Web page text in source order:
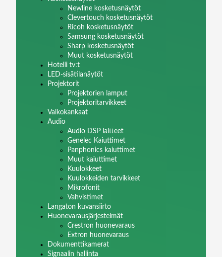
Newline kosketusnäytöt
Clevertouch kosketusnäytöt
Ricoh kosketusnäytöt
Samsung kosketusnäytöt
Sharp kosketusnäytöt
Muut kosketusnäytöt
Hotelli tv:t
LED-sisätilanäytöt
Projektorit
Projektorien lamput
Projektoritarvikkeet
Valkokankaat
Audio
Audio DSP laitteet
Genelec Kaiuttimet
Panphonics kaiuttimet
Muut kaiuttimet
Kuulokkeet
Kuulokkeiden tarvikkeet
Mikrofonit
Vahvistimet
Langaton kuvansiirto
Huonevarausjärjestelmät
Crestron huonevaraus
Extron huonevaraus
Dokumenttikamerat
Signaalin hallinta